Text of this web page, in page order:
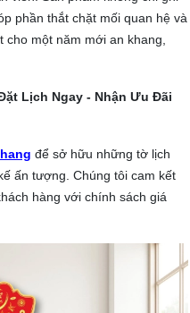
phần thắt chặt mối quan hệ và
một năm mới an khang,
Lịch Ngay - Nhận Ưu Đãi
để sở hữu những tờ lịch
ấn tượng. Chúng tôi cam kết
hàng với chính sách giá